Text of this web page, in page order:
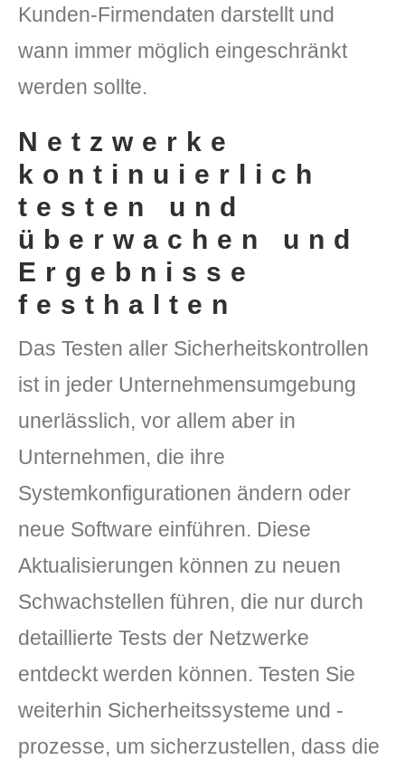
Kunden-Firmendaten darstellt und
wann immer möglich eingeschränkt
werden sollte.
Netzwerke
kontinuierlich
testen und
überwachen und
Ergebnisse
festhalten
Das Testen aller Sicherheitskontrollen
ist in jeder Unternehmensumgebung
unerlässlich, vor allem aber in
Unternehmen, die ihre
Systemkonfigurationen ändern oder
neue Software einführen. Diese
Aktualisierungen können zu neuen
Schwachstellen führen, die nur durch
detaillierte Tests der Netzwerke
entdeckt werden können. Testen Sie
weiterhin Sicherheitssysteme und -
prozesse, um sicherzustellen, dass die